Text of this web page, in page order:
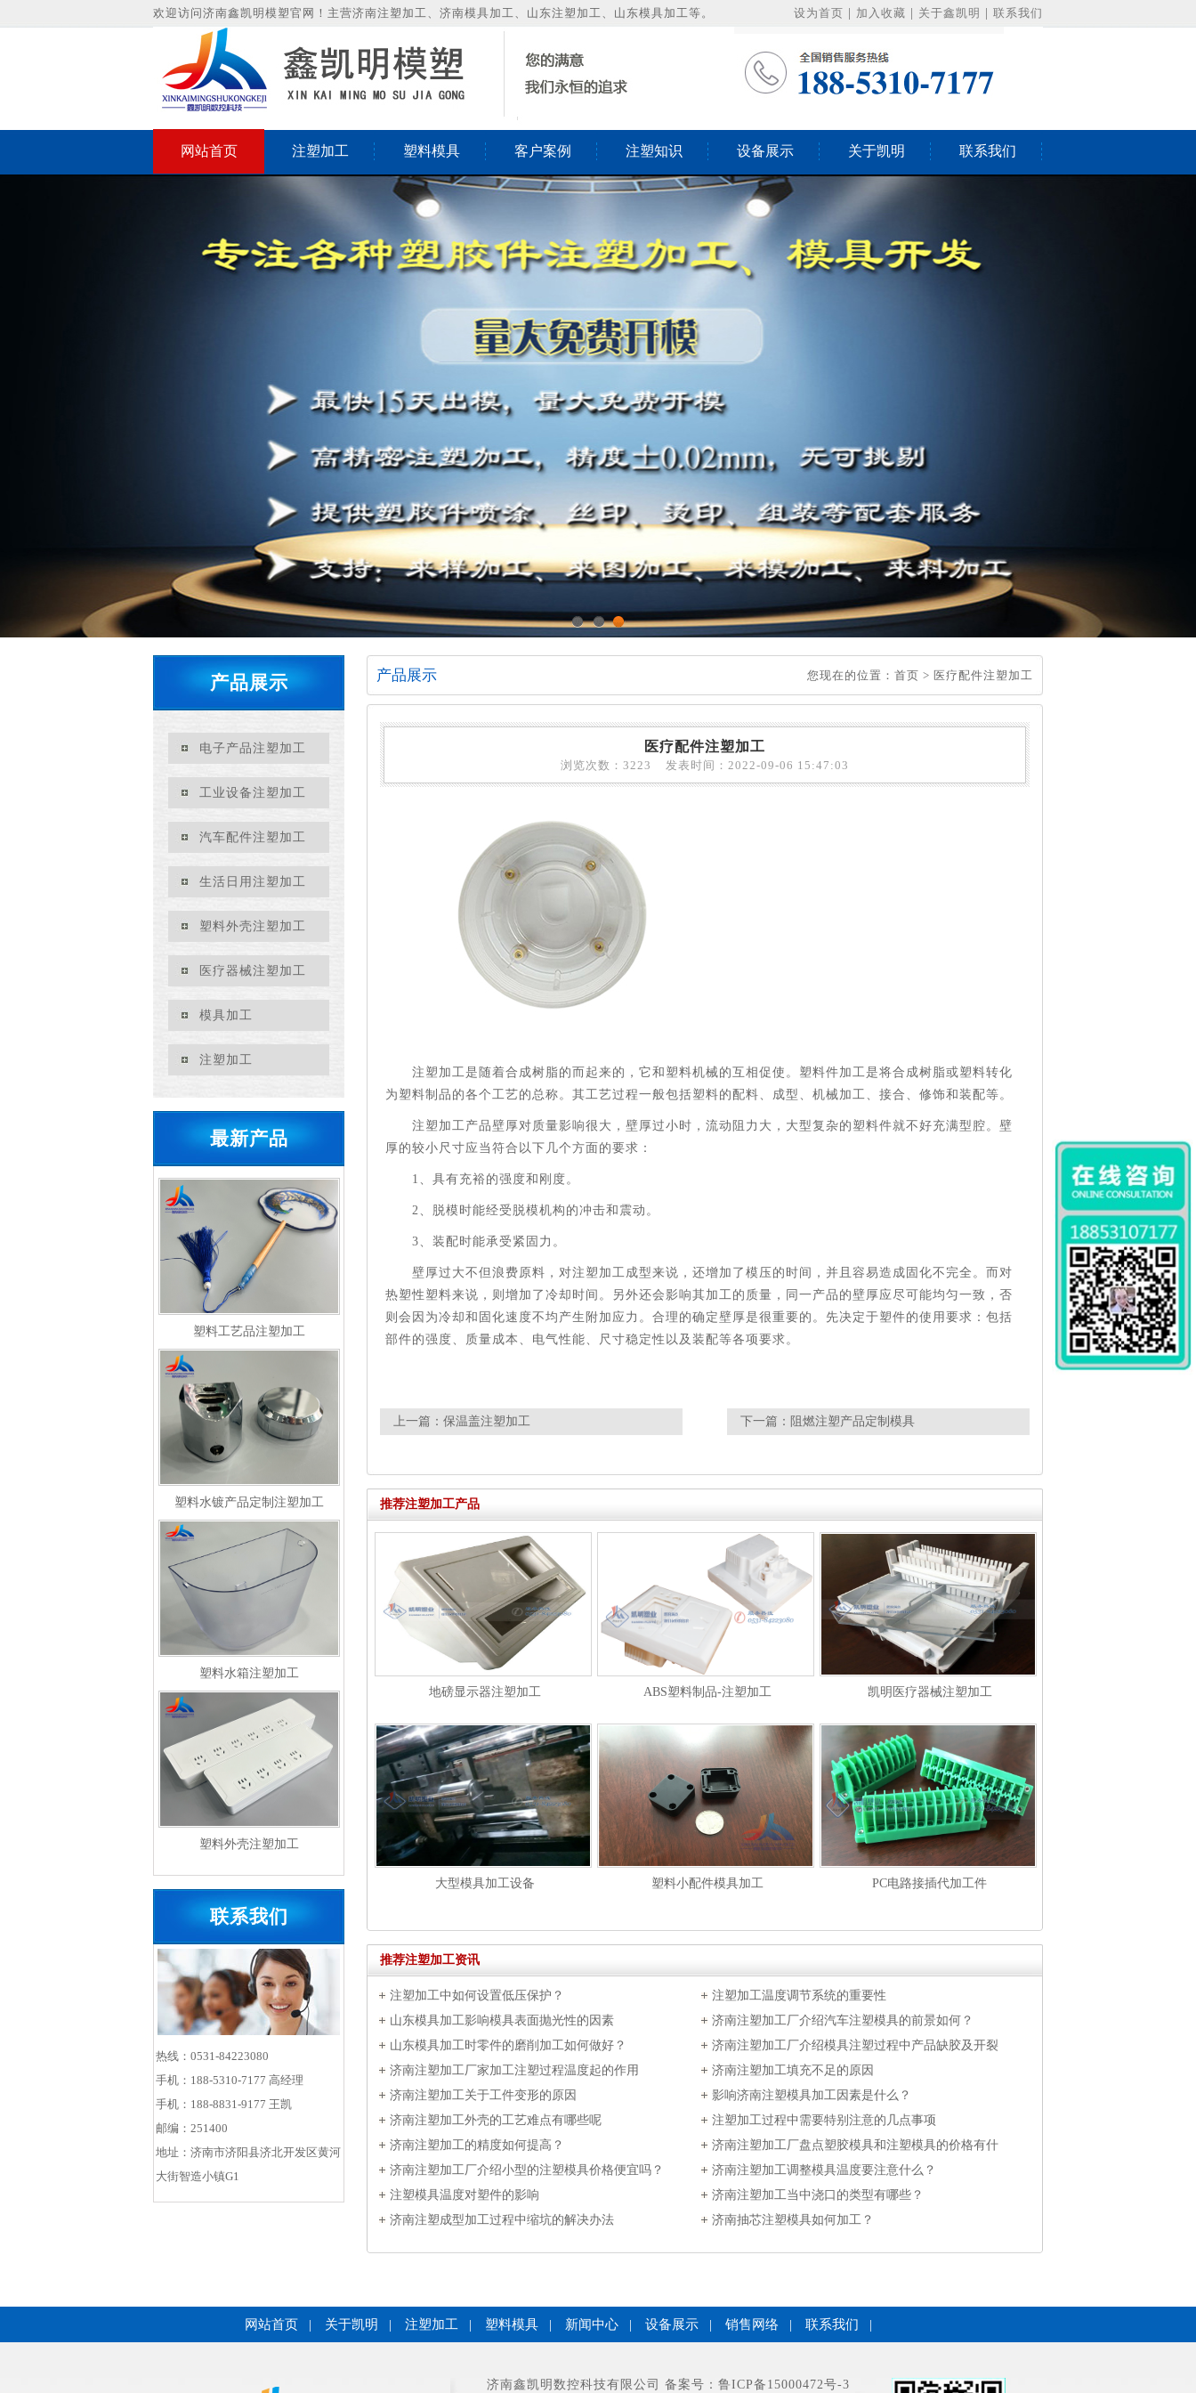
设为首页 加入收藏 关于鑫凯明 联系我们
欢迎访问济南鑫凯明模塑官网！主营济南注塑加工、济南模具加工、山东注塑加工、山东模具加工等。
网站首页 注塑加工 塑料模具 客户案例 注塑知识 设备展示 关于凯明 联系我们
1 2 3
产品展示
电子产品注塑加工
工业设备注塑加工
汽车配件注塑加工
生活日用注塑加工
塑料外壳注塑加工
医疗器械注塑加工
模具加工
注塑加工
最新产品
塑料工艺品注塑加工
塑料水镀产品定制注塑加工
塑料水箱注塑加工
塑料外壳注塑加工
联系我们
热线：0531-84223080
手机：188-5310-7177 高经理
手机：188-8831-9177 王凯
邮编：251400
地址：济南市济阳县济北开发区黄河
大街智造小镇G1
您现在的位置： 首页 > 医疗配件注塑加工
产品展示
医疗配件注塑加工
浏览次数：3223 发表时间：2022-09-06 15:47:03
注塑加工是随着合成树脂的而起来的，它和塑料机械的互相促使。塑料件加工是将合成树脂或塑料转化
为塑料制品的各个工艺的总称。其工艺过程一般包括塑料的配料、成型、机械加工、接合、修饰和装配等。
注塑加工产品壁厚对质量影响很大，壁厚过小时，流动阻力大，大型复杂的塑料件就不好充满型腔。壁
厚的较小尺寸应当符合以下几个方面的要求：
1、具有充裕的强度和刚度。
2、脱模时能经受脱模机构的冲击和震动。
3、装配时能承受紧固力。
壁厚过大不但浪费原料，对注塑加工成型来说，还增加了模压的时间，并且容易造成固化不完全。而对
热塑性塑料来说，则增加了冷却时间。另外还会影响其加工的质量，同一产品的壁厚应尽可能均匀一致，否
则会因为冷却和固化速度不均产生附加应力。合理的确定壁厚是很重要的。先决定于塑件的使用要求：包括
部件的强度、质量成本、电气性能、尺寸稳定性以及装配等各项要求。
上一篇： 保温盖注塑加工 下一篇： 阻燃注塑产品定制模具
推荐注塑加工产品
地磅显示器注塑加工 ABS塑料制品-注塑加工 凯明医疗器械注塑加工
大型模具加工设备 塑料小配件模具加工 PC电路接插代加工件
推荐注塑加工资讯
注塑加工中如何设置低压保护？
注塑加工温度调节系统的重要性
山东模具加工影响模具表面抛光性的因素
济南注塑加工厂介绍汽车注塑模具的前景如何？
山东模具加工时零件的磨削加工如何做好？
济南注塑加工厂介绍模具注塑过程中产品缺胶及开裂
现象的应对
济南注塑加工厂家加工注塑过程温度起的作用
济南注塑加工填充不足的原因
济南注塑加工关于工件变形的原因
影响济南注塑模具加工因素是什么？
济南注塑加工外壳的工艺难点有哪些呢
注塑加工过程中需要特别注意的几点事项
济南注塑加工的精度如何提高？
济南注塑加工厂盘点塑胶模具和注塑模具的价格有什
么区别
济南注塑加工厂介绍小型的注塑模具价格便宜吗？
济南注塑加工调整模具温度要注意什么？
注塑模具温度对塑件的影响
济南注塑加工当中浇口的类型有哪些？
济南注塑成型加工过程中缩坑的解决办法
济南抽芯注塑模具如何加工？
网站首页| 关于凯明 | 注塑加工 | 塑料模具| 新闻中心| 设备展示| 销售网络 | 联系我们 |
济南鑫凯明数控科技有限公司 备案号： 鲁ICP备15000472号-3